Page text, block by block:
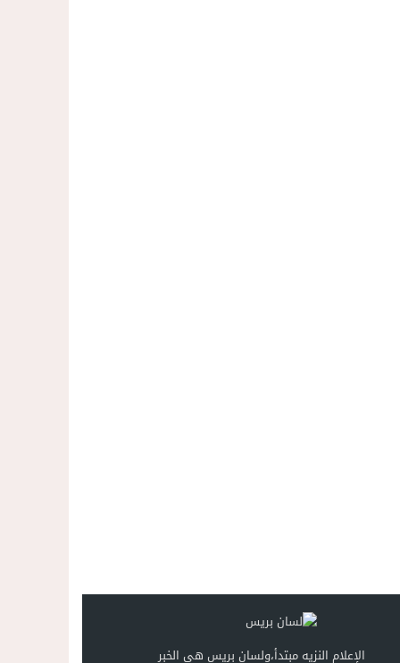
الإعلام النزيه مبتدأ،ولسان بريس هي الخبر